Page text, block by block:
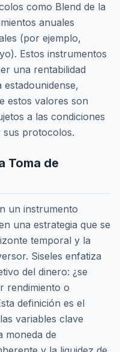
como Blend de la
anuales
(por ejemplo,
Estos instrumentos
una rentabilidad
estadounidense,
estos valores son
a las condiciones
sus protocolos.
Toma de
un instrumento
una estrategia que se
temporal y la
Siseles enfatiza
del dinero: ¿se
rendimiento o
definición es el
variables clave
moneda de